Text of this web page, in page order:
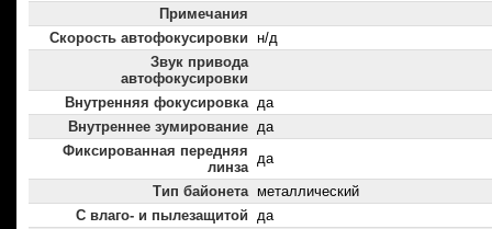
Примечания
Скорость автофокусировки н/д
Звук привода
автофокусировки
Внутренняя фокусировка да
Внутреннее зумирование да
Фиксированная передняя
линза
да
Тип байонета металлический
С влаго- и пылезащитой да